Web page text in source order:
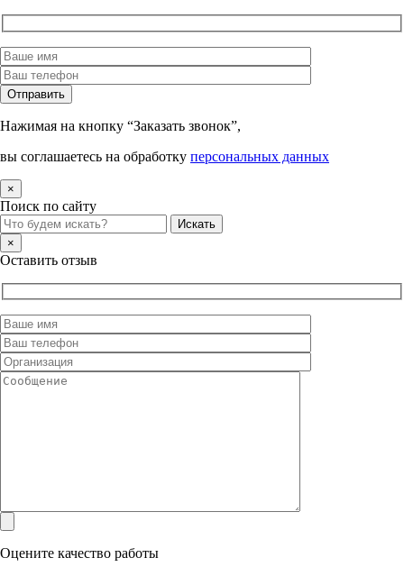
Нажимая на кнопку “Заказать звонок”,
вы соглашаетесь на обработку персональных данных
×
Поиск по сайту
×
Оставить отзыв
Оцените качество работы